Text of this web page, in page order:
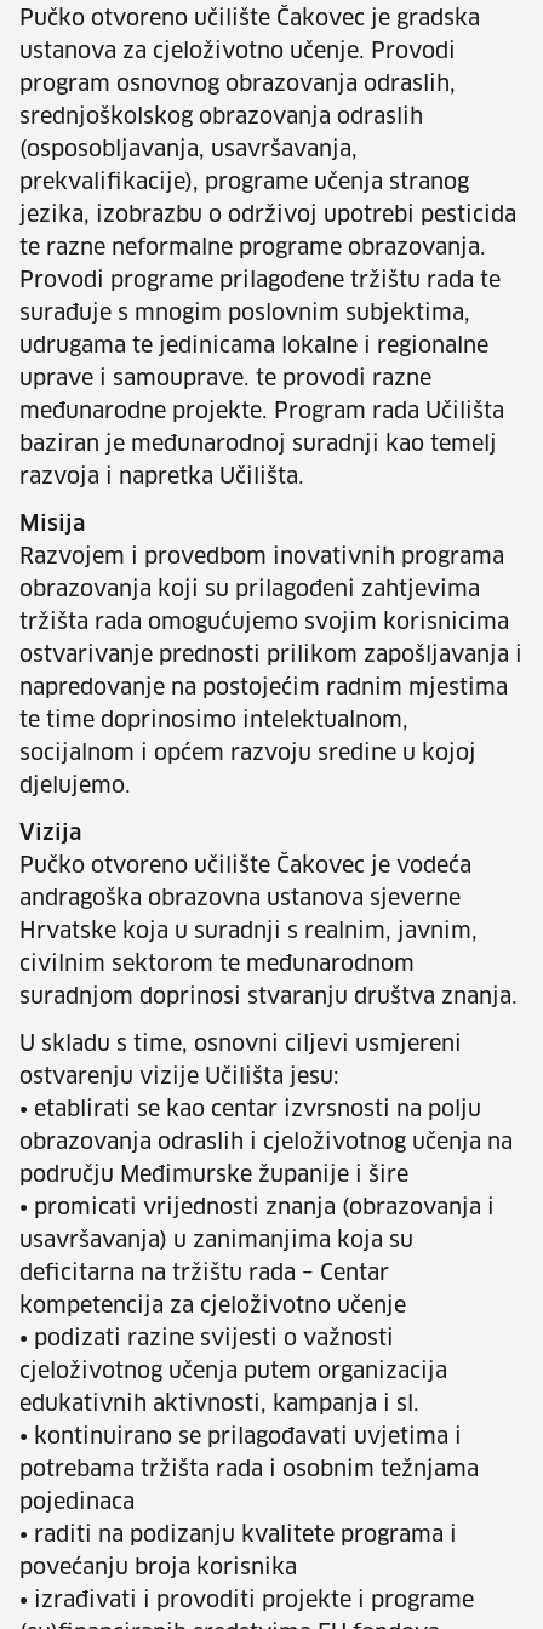
Pučko otvoreno učilište Čakovec je gradska
ustanova za cjeloživotno učenje. Provodi
program osnovnog obrazovanja odraslih,
srednjoškolskog obrazovanja odraslih
(osposobljavanja, usavršavanja,
prekvalifikacije), programe učenja stranog
jezika, izobrazbu o održivoj upotrebi pesticida
te razne neformalne programe obrazovanja.
Provodi programe prilagođene tržištu rada te
surađuje s mnogim poslovnim subjektima,
udrugama te jedinicama lokalne i regionalne
uprave i samouprave. te provodi razne
međunarodne projekte. Program rada Učilišta
baziran je međunarodnoj suradnji kao temelj
razvoja i napretka Učilišta.
Misija
Razvojem i provedbom inovativnih programa
obrazovanja koji su prilagođeni zahtjevima
tržišta rada omogućujemo svojim korisnicima
ostvarivanje prednosti prilikom zapošljavanja i
napredovanje na postojećim radnim mjestima
te time doprinosimo intelektualnom,
socijalnom i općem razvoju sredine u kojoj
djelujemo.
Vizija
Pučko otvoreno učilište Čakovec je vodeća
andragoška obrazovna ustanova sjeverne
Hrvatske koja u suradnji s realnim, javnim,
civilnim sektorom te međunarodnom
suradnjom doprinosi stvaranju društva znanja.
U skladu s time, osnovni ciljevi usmjereni
ostvarenju vizije Učilišta jesu:
• etablirati se kao centar izvrsnosti na polju
obrazovanja odraslih i cjeloživotnog učenja na
području Međimurske županije i šire
• promicati vrijednosti znanja (obrazovanja i
usavršavanja) u zanimanjima koja su
deficitarna na tržištu rada – Centar
kompetencija za cjeloživotno učenje
• podizati razine svijesti o važnosti
cjeloživotnog učenja putem organizacija
edukativnih aktivnosti, kampanja i sl.
• kontinuirano se prilagođavati uvjetima i
potrebama tržišta rada i osobnim težnjama
pojedinaca
• raditi na podizanju kvalitete programa i
povećanju broja korisnika
• izrađivati i provoditi projekte i programe